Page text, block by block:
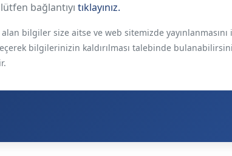
bağlantıyı tıklayınız.
alan bilgiler size aitse ve web sitemizde
bilgilerinizin kaldırılması talebinde